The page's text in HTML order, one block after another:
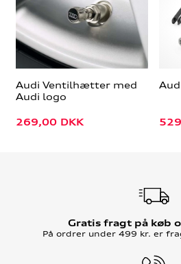
Audi Ventilhætter med
Audi logo
269,00 DKK
Gratis fragt på køb
På ordrer under 499 kr. er